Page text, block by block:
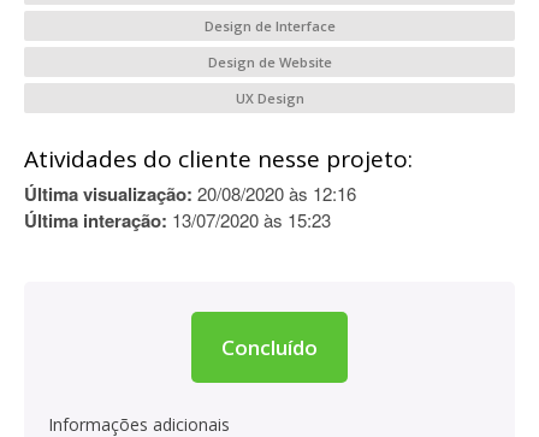
Design de Interface
Design de Website
UX Design
Atividades do cliente nesse projeto:
Última visualização: 20/08/2020 às 12:16
Última interação: 13/07/2020 às 15:23
Concluído
Informações adicionais